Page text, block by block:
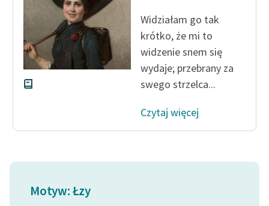
uczennic i uczniów z
niepełnosprawnościami
E-kolekcja lektur
szkolnych i literatury do
uczniów z
Feministyczne inspiracje.
Ręce pełne poezji
Widziałam go tak
krótko, że mi to
widzenie snem się
wydaje; przebrany za
swego strzelca...
Czytaj więcej
Motyw: Łzy